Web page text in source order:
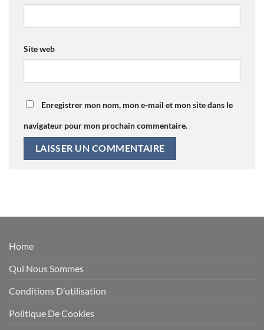
Site web
Enregistrer mon nom, mon e-mail et mon site dans le
navigateur pour mon prochain commentaire.
Home
Qui Nous Sommes
Conditions D’utilisation
Politique De Cookies